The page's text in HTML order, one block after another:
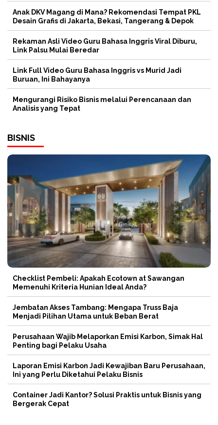
Anak DKV Magang di Mana? Rekomendasi Tempat PKL
Desain Grafis di Jakarta, Bekasi, Tangerang & Depok
Rekaman Asli Video Guru Bahasa Inggris Viral Diburu,
Link Palsu Mulai Beredar
Link Full Video Guru Bahasa Inggris vs Murid Jadi
Buruan, Ini Bahayanya
Mengurangi Risiko Bisnis melalui Perencanaan dan
Analisis yang Tepat
BISNIS
Checklist Pembeli: Apakah Ecotown at Sawangan
Memenuhi Kriteria Hunian Ideal Anda?
Jembatan Akses Tambang: Mengapa Truss Baja
Menjadi Pilihan Utama untuk Beban Berat
Perusahaan Wajib Melaporkan Emisi Karbon, Simak Hal
Penting bagi Pelaku Usaha
Laporan Emisi Karbon Jadi Kewajiban Baru Perusahaan,
Ini yang Perlu Diketahui Pelaku Bisnis
Container Jadi Kantor? Solusi Praktis untuk Bisnis yang
Bergerak Cepat